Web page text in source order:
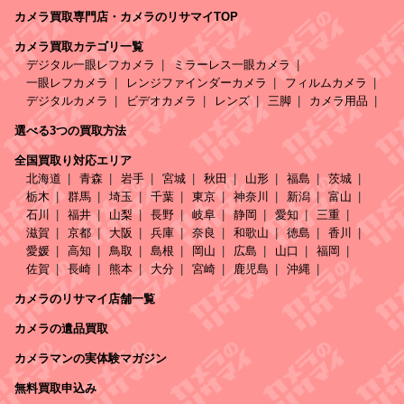
カメラ買取専門店・カメラのリサマイTOP
カメラ買取カテゴリ一覧
デジタル一眼レフカメラ
ミラーレス一眼カメラ
一眼レフカメラ
レンジファインダーカメラ
フィルムカメラ
デジタルカメラ
ビデオカメラ レンズ 三脚 カメラ用品
選べる3つの買取方法
全国買取り対応エリア
北海道
青森 岩手 宮城 秋田 山形 福島
茨城
栃木
群馬 埼玉 千葉 東京 神奈川 新潟
富山
石川
福井 山梨 長野 岐阜 静岡 愛知
三重
滋賀
京都 大阪 兵庫 奈良 和歌山 徳島
香川
愛媛
高知 鳥取 島根 岡山 広島 山口
福岡
佐賀
長崎 熊本 大分 宮崎 鹿児島 沖縄
カメラのリサマイ店舗一覧
カメラの遺品買取
カメラマンの実体験マガジン
無料買取申込み